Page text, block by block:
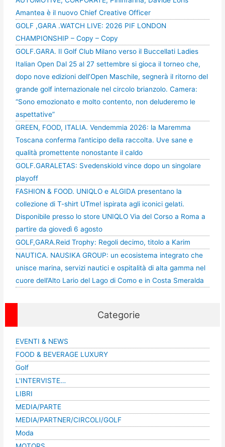
Amantea è il nuovo Chief Creative Officer
GOLF ,GARA .WATCH LIVE: 2026 PIF LONDON
CHAMPIONSHIP – Copy – Copy
GOLF.GARA. Il Golf Club Milano verso il Buccellati Ladies
Italian Open Dal 25 al 27 settembre si gioca il torneo che,
dopo nove edizioni dell’Open Maschile, segnerà il ritorno del
grande golf internazionale nel circolo brianzolo. Camera:
“Sono emozionato e molto contento, non deluderemo le
aspettative”
GREEN, FOOD, ITALIA. Vendemmia 2026: la Maremma
Toscana conferma l’anticipo della raccolta. Uve sane e
qualità promettente nonostante il caldo
GOLF.GARALETAS: Svedenskiold vince dopo un singolare
playoff
FASHION & FOOD. UNIQLO e ALGIDA presentano la
collezione di T-shirt UTme! ispirata agli iconici gelati.
Disponibile presso lo store UNIQLO Via del Corso a Roma a
partire da giovedì 6 agosto
GOLF,GARA.Reid Trophy: Regoli decimo, titolo a Karim
NAUTICA. NAUSIKA GROUP: un ecosistema integrato che
unisce marina, servizi nautici e ospitalità di alta gamma nel
cuore dell’Alto Lario del Lago di Como e in Costa Smeralda
Categorie
EVENTI & NEWS
FOOD & BEVERAGE LUXURY
Golf
L'INTERVISTE…
LIBRI
MEDIA/PARTE
MEDIA/PARTNER/CIRCOLI/GOLF
Moda